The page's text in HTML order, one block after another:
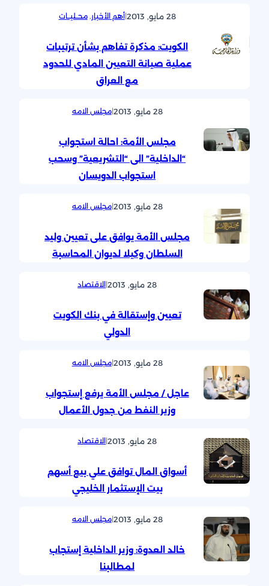
28 مايو, 2013 |أهم الأخبار, محــليــات
الكويت: مذكرة تفاهم بشأن ترتيبات
عملية صيانة التعيين المادي للحدود
مع العراق
28 مايو, 2013 |مجلس الامه
مجلس الأمة: احالة استجواب
“الداخلية” الى “التشريعية” وسحب
استجواب الدويسان
28 مايو, 2013 |مجلس الامه
مجلس الأمة يوافق على تعيين وليد
السلطان وكيلا لديوان المحاسبة
28 مايو, 2013 |الاقتصاد
تعيين وإستقالة في بنك الكويت
الدولي
28 مايو, 2013 |مجلس الامه
عاجل / مجلس الأمة يرفع إستجواب
وزير النفط من جدول الأعمال
28 مايو, 2013 |الاقتصاد
أسواق المال توافق علي بيع أسهم
بيت الإستثمار الخليجي
28 مايو, 2013 |مجلس الامه
خالد العدوة: وزير الداخلية إستجاب
لمطالبنا